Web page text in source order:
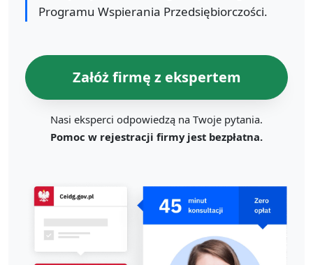
Programu Wspierania Przedsiębiorczości.
Załóż firmę z ekspertem
Nasi eksperci odpowiedzą na Twoje pytania.
Pomoc w rejestracji firmy jest bezpłatna.